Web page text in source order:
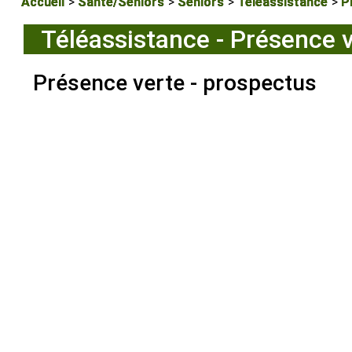
Téléassistance - Présence
Présence verte - prospectus